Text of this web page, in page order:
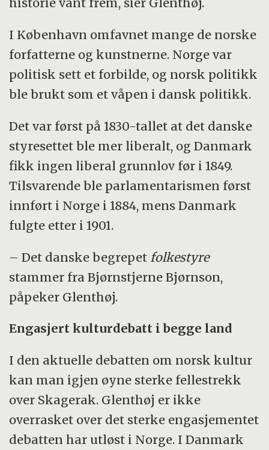
I København omfavnet mange de norske
forfatterne og kunstnerne. Norge var
politisk sett et forbilde, og norsk politikk
ble brukt som et våpen i dansk politikk.
Det var først på 1830-tallet at det danske
styresettet ble mer liberalt, og Danmark
fikk ingen liberal grunnlov før i 1849.
Tilsvarende ble parlamentarismen først
innført i Norge i 1884, mens Danmark
fulgte etter i 1901.
– Det danske begrepet folkestyre
stammer fra Bjørnstjerne Bjørnson,
påpeker Glenthøj.
Engasjert kulturdebatt i begge land
I den aktuelle debatten om norsk kultur
kan man igjen øyne sterke fellestrekk
over Skagerak. Glenthøj er ikke
overrasket over det sterke engasjementet
debatten har utløst i Norge. I Danmark